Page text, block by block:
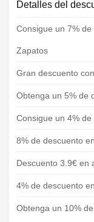
Detalles del
Consigue un 7%
Zapatos
Gran descuento
Obtenga un 5% de
Consigue un 4%
8% de descuento
Descuento 3.9€ en
4% de descuento
Obtenga un 10%